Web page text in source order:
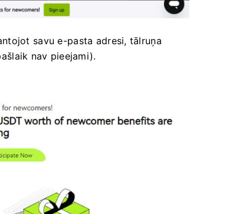
savu e-pasta adresi, tālruņa
nav pieejami).